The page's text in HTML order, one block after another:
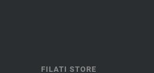
FILATI STORE